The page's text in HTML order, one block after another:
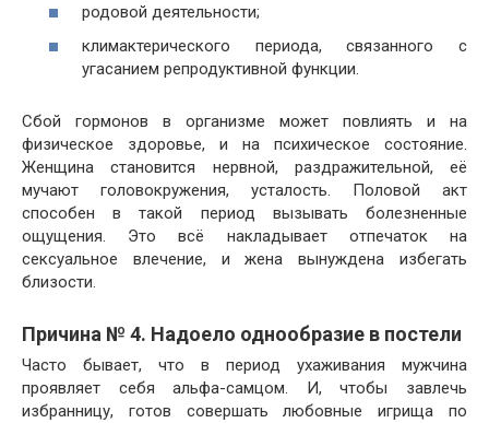
родовой деятельности;
климактерического периода, связанного с
угасанием репродуктивной функции.
Сбой гормонов в организме может повлиять и на
физическое здоровье, и на психическое состояние.
Женщина становится нервной, раздражительной, её
мучают головокружения, усталость. Половой акт
способен в такой период вызывать болезненные
ощущения. Это всё накладывает отпечаток на
сексуальное влечение, и жена вынуждена избегать
близости.
Причина № 4. Надоело однообразие в постели
Часто бывает, что в период ухаживания мужчина
проявляет себя альфа-самцом. И, чтобы завлечь
избранницу, готов совершать любовные игрища по